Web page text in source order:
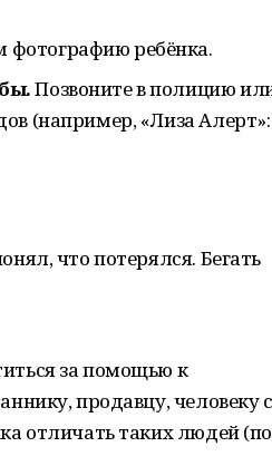
ребёнка.
Позвоните в полицию
(например, «Лиза
что потерялся. Бегать
за помощью к
продавцу, человеку с
отличать таких людей (по